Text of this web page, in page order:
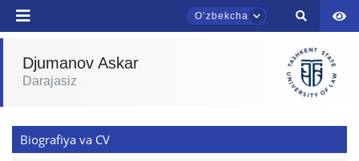
Oʼzbekcha
yuborish
Djumanov Askar
Darajasiz
Biografiya va CV
Assalomu alaykum! TDYU qabul murojaatlari